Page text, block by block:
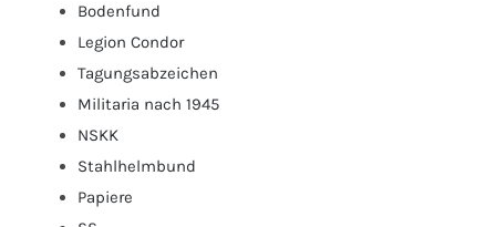
Bodenfund
Legion Condor
Tagungsabzeichen
Militaria nach 1945
NSKK
Stahlhelmbund
Papiere